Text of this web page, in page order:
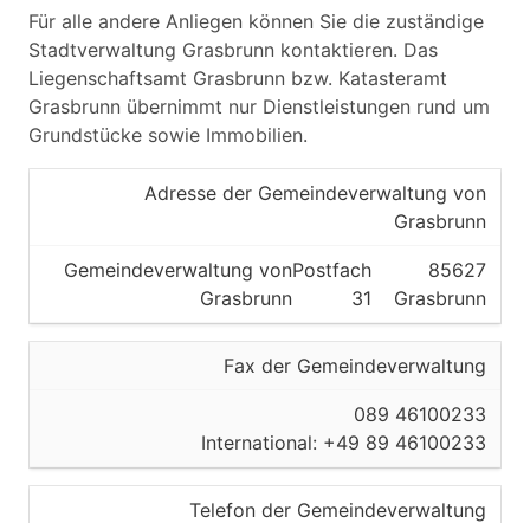
Für alle andere Anliegen können Sie die zuständige
Stadtverwaltung Grasbrunn kontaktieren. Das
Liegenschaftsamt Grasbrunn bzw. Katasteramt
Grasbrunn übernimmt nur Dienstleistungen rund um
Grundstücke sowie Immobilien.
Adresse der Gemeindeverwaltung von
Grasbrunn
Gemeindeverwaltung von
Grasbrunn
Postfach
31
85627
Grasbrunn
Fax der Gemeindeverwaltung
089 46100233
International: +49 89 46100233
Telefon der Gemeindeverwaltung